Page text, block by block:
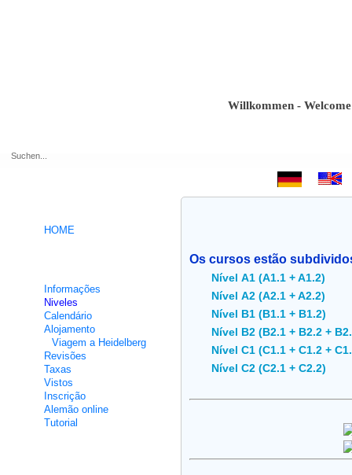
Willkommen - Welcome -
HOME
Informações
Niveles
Calendário
Alojamento
Viagem a Heidelberg
Revisões
Taxas
Vistos
Inscrição
Alemão online
Tutorial
Os cursos estão
Nível A1 (A1.1 + A1.2)
Nível A2 (A2.1 + A2.2)
Nível B1 (B1.1 + B1.2)
Nível B2 (B2.1 + B2.2 +
Nível C1 (C1.1 + C1.2 +
Nível C2 (C2.1 + C2.2)